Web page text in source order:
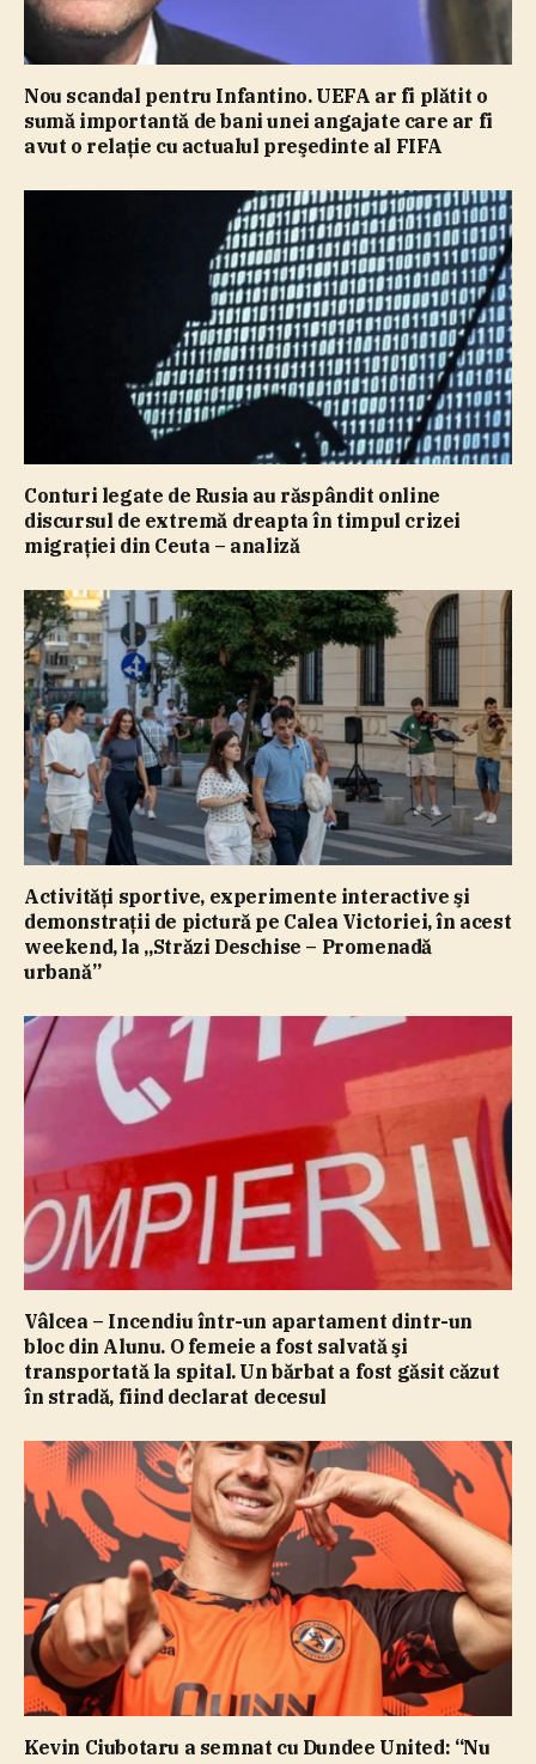
Nou scandal pentru Infantino. UEFA ar fi plătit o
sumă importantă de bani unei angajate care ar fi
avut o relaţie cu actualul preşedinte al FIFA
Conturi legate de Rusia au răspândit online
discursul de extremă dreapta în timpul crizei
migraţiei din Ceuta – analiză
Activităţi sportive, experimente interactive şi
demonstraţii de pictură pe Calea Victoriei, în acest
weekend, la „Străzi Deschise – Promenadă
urbană”
Vâlcea – Incendiu într-un apartament dintr-un
bloc din Alunu. O femeie a fost salvată şi
transportată la spital. Un bărbat a fost găsit căzut
în stradă, fiind declarat decesul
Kevin Ciubotaru a semnat cu Dundee United: “Nu